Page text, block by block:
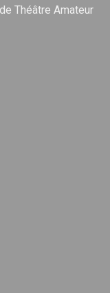
Théâtre Amateur